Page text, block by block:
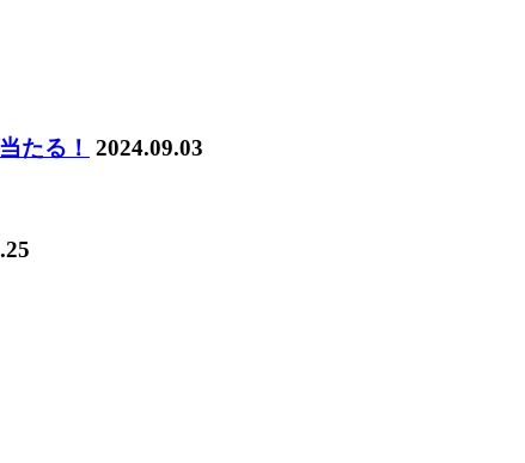
たる！ 2024.09.03